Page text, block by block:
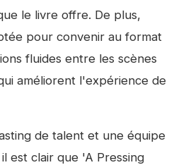
le livre offre. De plus,
pour convenir au format
fluides entre les scènes
améliorent l'expérience de
de talent et une équipe
est clair que 'A Pressing